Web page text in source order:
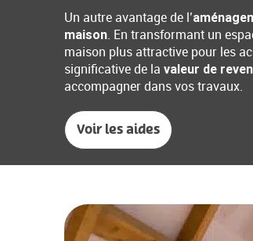
Un autre avantage de l’
maison. En transformant un
maison plus attractive pour les
significative de la valeur de
accompagner dans vos travaux.
Voir les aides